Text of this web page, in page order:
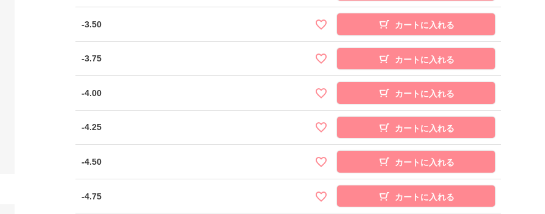
-3.50 カートに入れる
-3.75 カートに入れる
-4.00 カートに入れる
-4.25 カートに入れる
-4.50 カートに入れる
-4.75 カートに入れる